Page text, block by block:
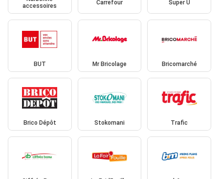
accessoires
Carrefour Super U
BUT Mr Bricolage Bricomarché
Brico Dépôt Stokomani Trafic